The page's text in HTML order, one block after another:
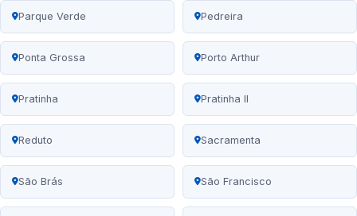
Parque Verde Pedreira
Ponta Grossa Porto Arthur
Pratinha Pratinha II
Reduto Sacramenta
São Brás São Francisco